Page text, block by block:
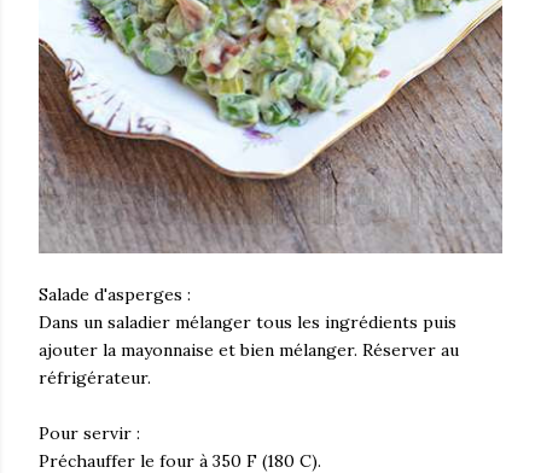
Salade d'asperges :
Dans un saladier mélanger tous les ingrédients puis
ajouter la mayonnaise et bien mélanger. Réserver au
réfrigérateur.
Pour servir :
Préchauffer le four à 350 F (180 C).